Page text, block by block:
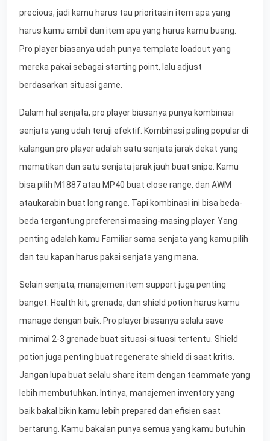
precious, jadi kamu harus tau prioritasin item apa yang
harus kamu ambil dan item apa yang harus kamu buang.
Pro player biasanya udah punya template loadout yang
mereka pakai sebagai starting point, lalu adjust
berdasarkan situasi game.
Dalam hal senjata, pro player biasanya punya kombinasi
senjata yang udah teruji efektif. Kombinasi paling popular di
kalangan pro player adalah satu senjata jarak dekat yang
mematikan dan satu senjata jarak jauh buat snipe. Kamu
bisa pilih M1887 atau MP40 buat close range, dan AWM
ataukarabin buat long range. Tapi kombinasi ini bisa beda-
beda tergantung preferensi masing-masing player. Yang
penting adalah kamu Familiar sama senjata yang kamu pilih
dan tau kapan harus pakai senjata yang mana.
Selain senjata, manajemen item support juga penting
banget. Health kit, grenade, dan shield potion harus kamu
manage dengan baik. Pro player biasanya selalu save
minimal 2-3 grenade buat situasi-situasi tertentu. Shield
potion juga penting buat regenerate shield di saat kritis.
Jangan lupa buat selalu share item dengan teammate yang
lebih membutuhkan. Intinya, manajemen inventory yang
baik bakal bikin kamu lebih prepared dan efisien saat
bertarung. Kamu bakalan punya semua yang kamu butuhin